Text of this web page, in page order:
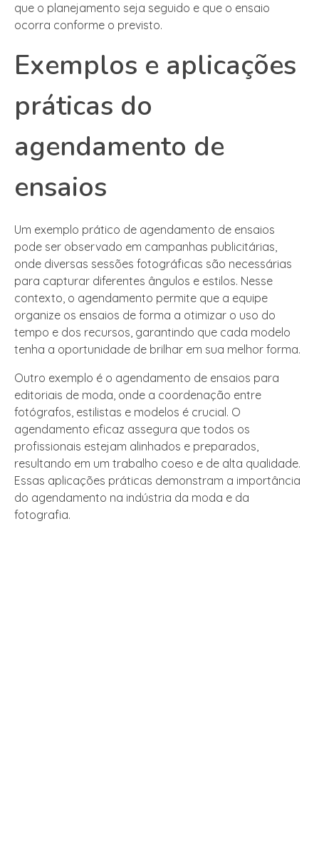
que o planejamento seja seguido e que o ensaio
ocorra conforme o previsto.
Exemplos e aplicações
práticas do
agendamento de
ensaios
Um exemplo prático de agendamento de ensaios
pode ser observado em campanhas publicitárias,
onde diversas sessões fotográficas são necessárias
para capturar diferentes ângulos e estilos. Nesse
contexto, o agendamento permite que a equipe
organize os ensaios de forma a otimizar o uso do
tempo e dos recursos, garantindo que cada modelo
tenha a oportunidade de brilhar em sua melhor forma.
Outro exemplo é o agendamento de ensaios para
editoriais de moda, onde a coordenação entre
fotógrafos, estilistas e modelos é crucial. O
agendamento eficaz assegura que todos os
profissionais estejam alinhados e preparados,
resultando em um trabalho coeso e de alta qualidade.
Essas aplicações práticas demonstram a importância
do agendamento na indústria da moda e da
fotografia.